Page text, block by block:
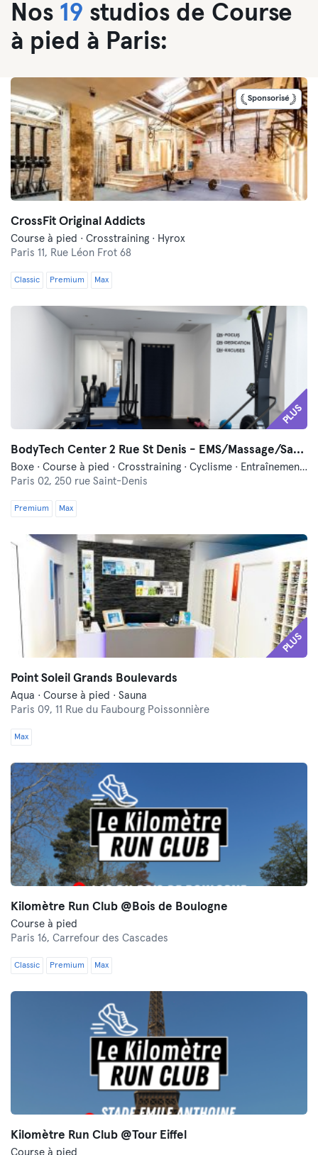
Nos 19 studios de Course
à pied à Paris:
Sponsorisé
CrossFit Original Addicts
Course à pied · Crosstraining · Hyrox
Paris 11, Rue Léon Frot 68
Classic Premium Max
PLUS
BodyTech Center 2 Rue St Denis - EMS/Massage/Sauna
Boxe · Course à pied · Crosstraining · Cyclisme · Entraînement par vibration · Fitness · Hyrox · Massage · Méditation · Pilates · Relaxation · Yoga · Électrostimulation (EMS)
Paris 02, 250 rue Saint-Denis
Premium Max
PLUS
Point Soleil Grands Boulevards
Aqua · Course à pied · Sauna
Paris 09, 11 Rue du Faubourg Poissonnière
Max
Kilomètre Run Club @Bois de Boulogne
Course à pied
Paris 16, Carrefour des Cascades
Classic Premium Max
Kilomètre Run Club @Tour Eiffel
Course à pied